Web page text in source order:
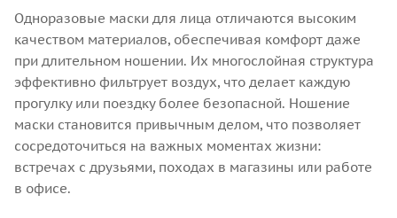
Одноразовые маски для лица отличаются высоким
качеством материалов, обеспечивая комфорт даже
при длительном ношении. Их многослойная структура
эффективно фильтрует воздух, что делает каждую
прогулку или поездку более безопасной. Ношение
маски становится привычным делом, что позволяет
сосредоточиться на важных моментах жизни:
встречах с друзьями, походах в магазины или работе
в офисе.